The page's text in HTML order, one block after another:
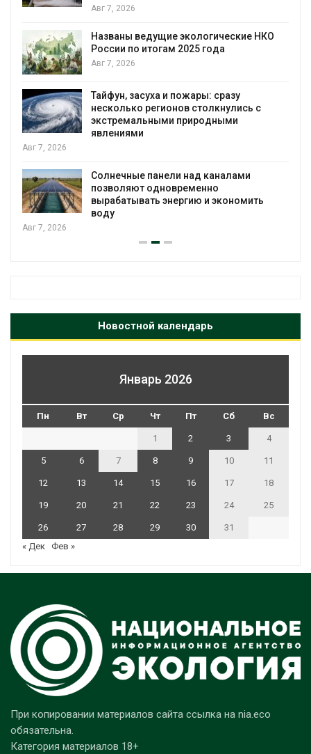
Авг 7, 2026
Названы ведущие экологические НКО
России по итогам 2025 года
Авг 7, 2026
Тайфун, засуха и пожары: сразу
несколько регионов столкнулись с
экстремальными природными
явлениями
Авг 7, 2026
Солнечные панели над каналами
позволяют одновременно
вырабатывать энергию и экономить
воду
Авг 7, 2026
Новостной календарь
Январь 2026
Пн Вт Ср Чт Пт Сб Вс
1 2 3 4
5 6 7 8 9 10 11
12 13 14 15 16 17 18
19 20 21 22 23 24 25
26 27 28 29 30
31
« Дек Фев »
При копировании материалов сайта ссылка на nia.eco
обязательна.
Категория материалов 18+